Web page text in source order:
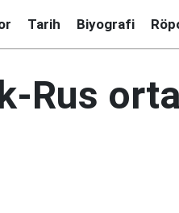
Tarih Biyografi
Rus